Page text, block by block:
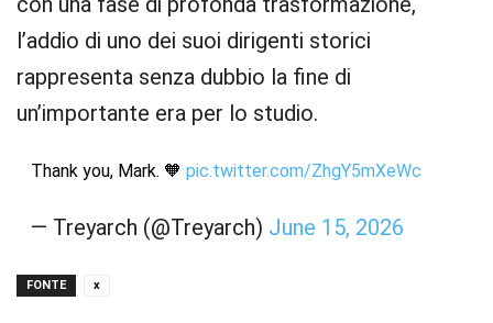
l’addio di uno dei suoi dirigenti storici
rappresenta senza dubbio la fine di
un’importante era per lo studio.
Thank you, Mark. 🧡 pic.twitter.com/ZhgY5mXeWc
— Treyarch (@Treyarch) June 15, 2026
FONTE x